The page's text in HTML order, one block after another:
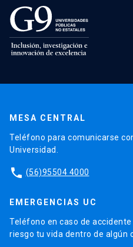
MESA CENTRAL
Teléfono para comunicarse
Universidad.
phone (56)95504 4000
EMERGENCIAS UC
Teléfono en caso de
riesgo tu vida dentro de algún